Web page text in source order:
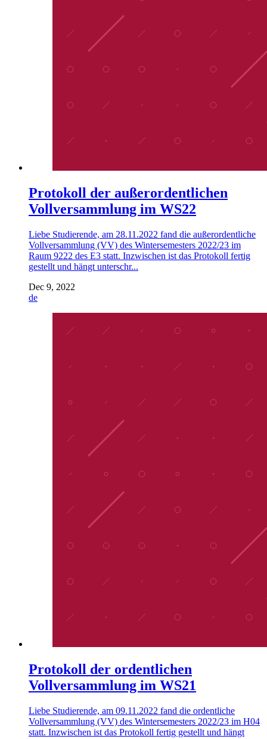
Protokoll der außerordentlichen
Vollversammlung im WS22
Liebe Studierende, am 28.11.2022 fand die außerordentliche
Vollversammlung (VV) des Wintersemesters 2022/23 im
Raum 9222 des E3 statt. Inzwischen ist das Protokoll fertig
gestellt und hängt unterschr...
Dec 9, 2022
de
Protokoll der ordentlichen
Vollversammlung im WS21
Liebe Studierende, am 09.11.2022 fand die ordentliche
Vollversammlung (VV) des Wintersemesters 2022/23 im H04
statt. Inzwischen ist das Protokoll fertig gestellt und hängt